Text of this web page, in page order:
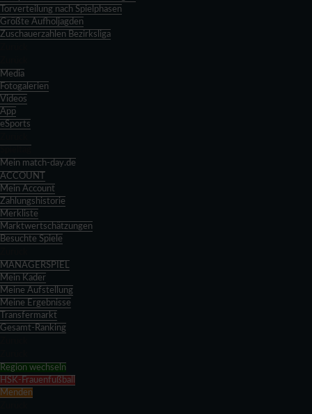
Torverteilung nach Spielphasen
Größte Aufholjagden
Zuschauerzahlen Bezirksliga
Media
Fotogalerien
Videos
App
eSports
Mein match-day.de
ACCOUNT
Mein Account
Zahlungshistorie
Merkliste
Marktwertschätzungen
Besuchte Spiele
MANAGERSPIEL
Mein Kader
Meine Aufstellung
Meine Ergebnisse
Transfermarkt
Gesamt-Ranking
Region wechseln
HSK-Frauenfußball
Menden